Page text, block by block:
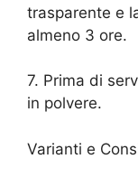
trasparente e
almeno 3 ore.
7. Prima di
in polvere.
Varianti e